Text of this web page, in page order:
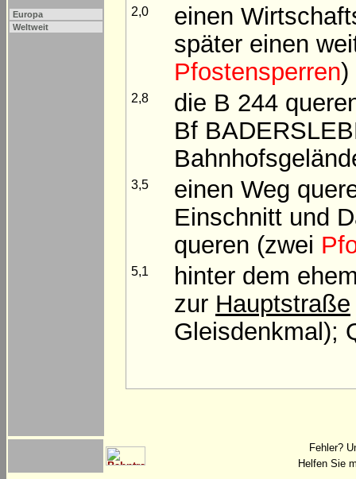
Europa
Weltweit
2,0
einen
später einen
Pfostensperren)
2,8
die B 244
Bf
3,5
einen Weg
Einschnitt und
queren (zwei
5,1
hinter dem
zur Hauptstraße
Gleisdenkmal);
Fehler?
Helfen Sie